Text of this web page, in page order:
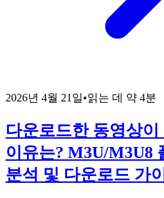
2026년 4월 21일•읽는 데 약 4분
다운로드한 동영상
이유는? M3U/M3U8
분석 및 다운로드 가